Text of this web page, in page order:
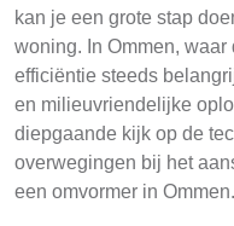
kan je een grote stap
woning. In Ommen,
efficiëntie steeds
en milieuvriendelijke
diepgaande kijk op de
overwegingen bij het
een omvormer in Ommen.